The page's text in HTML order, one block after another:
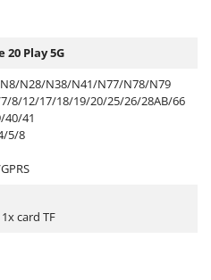
20 Play 5G
N28/N38/N41/N77/N78/N79
8/12/17/18/19/20/25/26/28AB/66
40/41
5/8
card TF